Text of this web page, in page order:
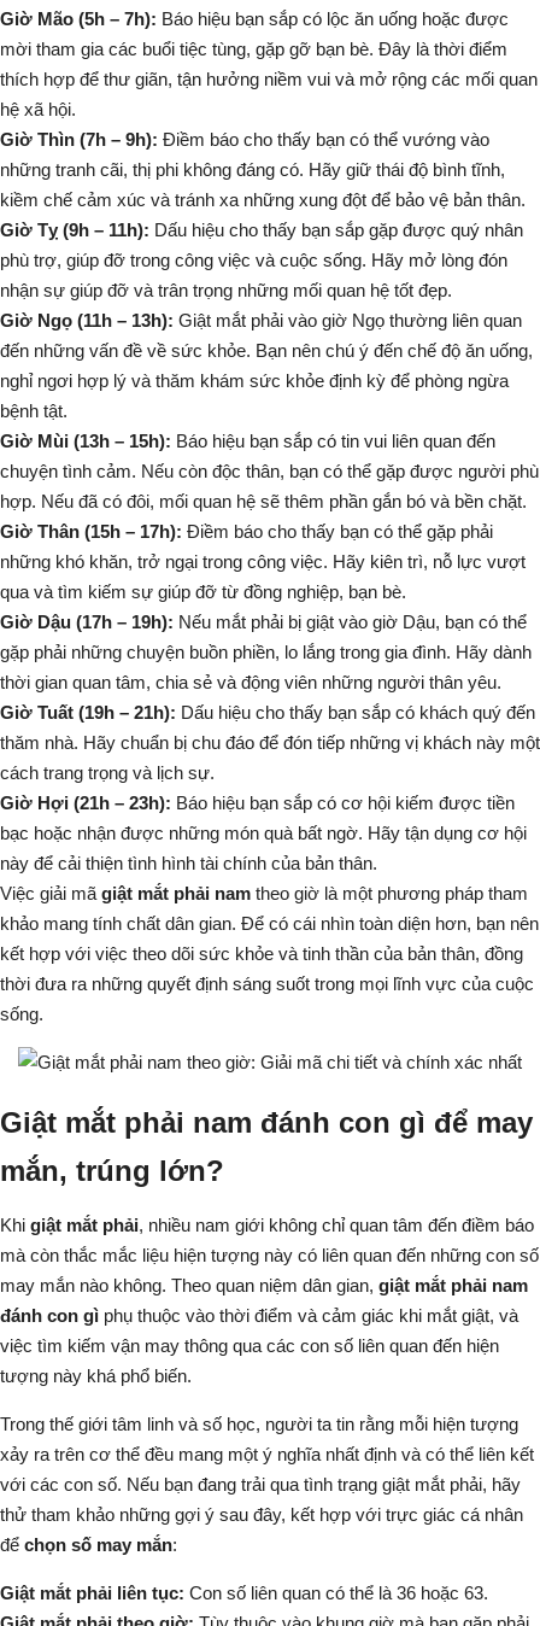
Giờ Mão (5h – 7h): Báo hiệu bạn sắp có lộc ăn uống hoặc được
mời tham gia các buổi tiệc tùng, gặp gỡ bạn bè. Đây là thời điểm
thích hợp để thư giãn, tận hưởng niềm vui và mở rộng các mối quan
hệ xã hội.
Giờ Thìn (7h – 9h): Điềm báo cho thấy bạn có thể vướng vào
những tranh cãi, thị phi không đáng có. Hãy giữ thái độ bình tĩnh,
kiềm chế cảm xúc và tránh xa những xung đột để bảo vệ bản thân.
Giờ Tỵ (9h – 11h): Dấu hiệu cho thấy bạn sắp gặp được quý nhân
phù trợ, giúp đỡ trong công việc và cuộc sống. Hãy mở lòng đón
nhận sự giúp đỡ và trân trọng những mối quan hệ tốt đẹp.
Giờ Ngọ (11h – 13h): Giật mắt phải vào giờ Ngọ thường liên quan
đến những vấn đề về sức khỏe. Bạn nên chú ý đến chế độ ăn uống,
nghỉ ngơi hợp lý và thăm khám sức khỏe định kỳ để phòng ngừa
bệnh tật.
Giờ Mùi (13h – 15h): Báo hiệu bạn sắp có tin vui liên quan đến
chuyện tình cảm. Nếu còn độc thân, bạn có thể gặp được người phù
hợp. Nếu đã có đôi, mối quan hệ sẽ thêm phần gắn bó và bền chặt.
Giờ Thân (15h – 17h): Điềm báo cho thấy bạn có thể gặp phải
những khó khăn, trở ngại trong công việc. Hãy kiên trì, nỗ lực vượt
qua và tìm kiếm sự giúp đỡ từ đồng nghiệp, bạn bè.
Giờ Dậu (17h – 19h): Nếu mắt phải bị giật vào giờ Dậu, bạn có thể
gặp phải những chuyện buồn phiền, lo lắng trong gia đình. Hãy dành
thời gian quan tâm, chia sẻ và động viên những người thân yêu.
Giờ Tuất (19h – 21h): Dấu hiệu cho thấy bạn sắp có khách quý đến
thăm nhà. Hãy chuẩn bị chu đáo để đón tiếp những vị khách này một
cách trang trọng và lịch sự.
Giờ Hợi (21h – 23h): Báo hiệu bạn sắp có cơ hội kiếm được tiền
bạc hoặc nhận được những món quà bất ngờ. Hãy tận dụng cơ hội
này để cải thiện tình hình tài chính của bản thân.
Việc giải mã giật mắt phải nam theo giờ là một phương pháp tham
khảo mang tính chất dân gian. Để có cái nhìn toàn diện hơn, bạn nên
kết hợp với việc theo dõi sức khỏe và tinh thần của bản thân, đồng
thời đưa ra những quyết định sáng suốt trong mọi lĩnh vực của cuộc
sống.
Giật mắt phải nam đánh con gì để may
mắn, trúng lớn?
Khi giật mắt phải, nhiều nam giới không chỉ quan tâm đến điềm báo
mà còn thắc mắc liệu hiện tượng này có liên quan đến những con số
may mắn nào không. Theo quan niệm dân gian, giật mắt phải nam
đánh con gì phụ thuộc vào thời điểm và cảm giác khi mắt giật, và
việc tìm kiếm vận may thông qua các con số liên quan đến hiện
tượng này khá phổ biến.
Trong thế giới tâm linh và số học, người ta tin rằng mỗi hiện tượng
xảy ra trên cơ thể đều mang một ý nghĩa nhất định và có thể liên kết
với các con số. Nếu bạn đang trải qua tình trạng giật mắt phải, hãy
thử tham khảo những gợi ý sau đây, kết hợp với trực giác cá nhân
để chọn số may mắn:
Giật mắt phải liên tục: Con số liên quan có thể là 36 hoặc 63.